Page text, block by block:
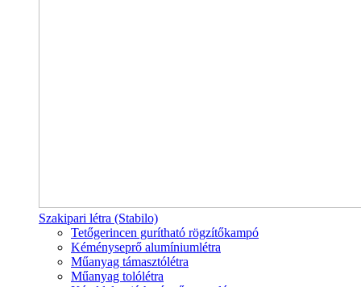
Szakipari létra (Stabilo)
Tetőgerincen gurítható rögzítőkampó
Kéményseprő alumíniumlétra
Műanyag támasztólétra
Műanyag tolólétra